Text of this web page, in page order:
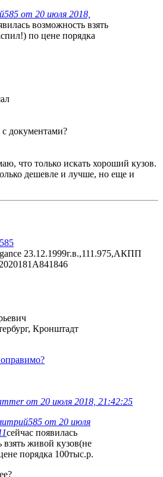
от 20 июля 2018,
возможность взять
по цене порядка
с документами?
что только искать хороший кузов.
дешевле и лучше, но еще и
23.12.1999г.в.,111.975,АКПП
Кронштадт
от 20 июля 2018, 21:42:25
от 20 июля
сейчас появилась
взять живой кузов(не
порядка 100тыс.р.